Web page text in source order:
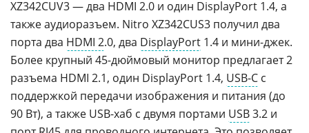
XZ342CUV3 — два HDMI 2.0 и один DisplayPort 1.4, а
также аудиоразъем. Nitro XZ342CUS3 получил два
порта два HDMI 2.0, два DisplayPort 1.4 и мини-джек.
Более крупный 45-дюймовый монитор предлагает 2
разъема HDMI 2.1, один DisplayPort 1.4, USB-C с
поддержкой передачи изображения и питания (до
90 Вт), а также USB-хаб с двумя портами USB3.2 и